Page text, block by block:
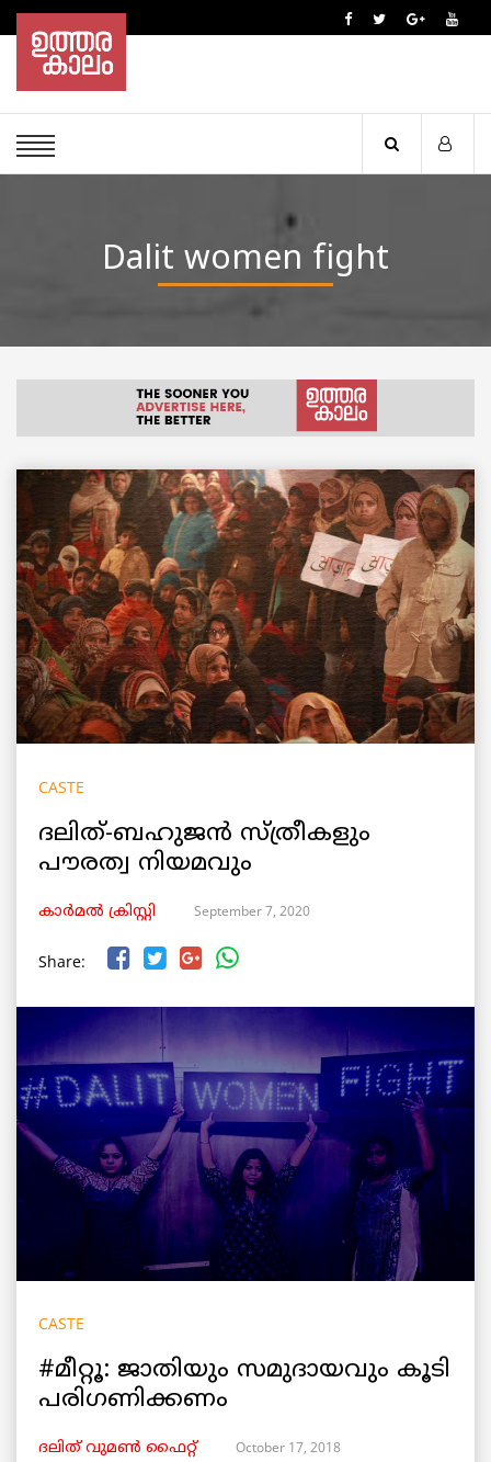
Dalit women fight
CASTE
ദലിത്-ബഹുജൻ സ്ത്രീകളും
പൗരത്വ നിയമവും
കാർമൽ ക്രിസ്റ്റി September 7, 2020
Share:
CASTE
#മീറ്റൂ: ജാതിയും സമുദായവും കൂടി
പരിഗണിക്കണം
ദലിത് വുമൺ ഫൈറ്റ് October 17, 2018